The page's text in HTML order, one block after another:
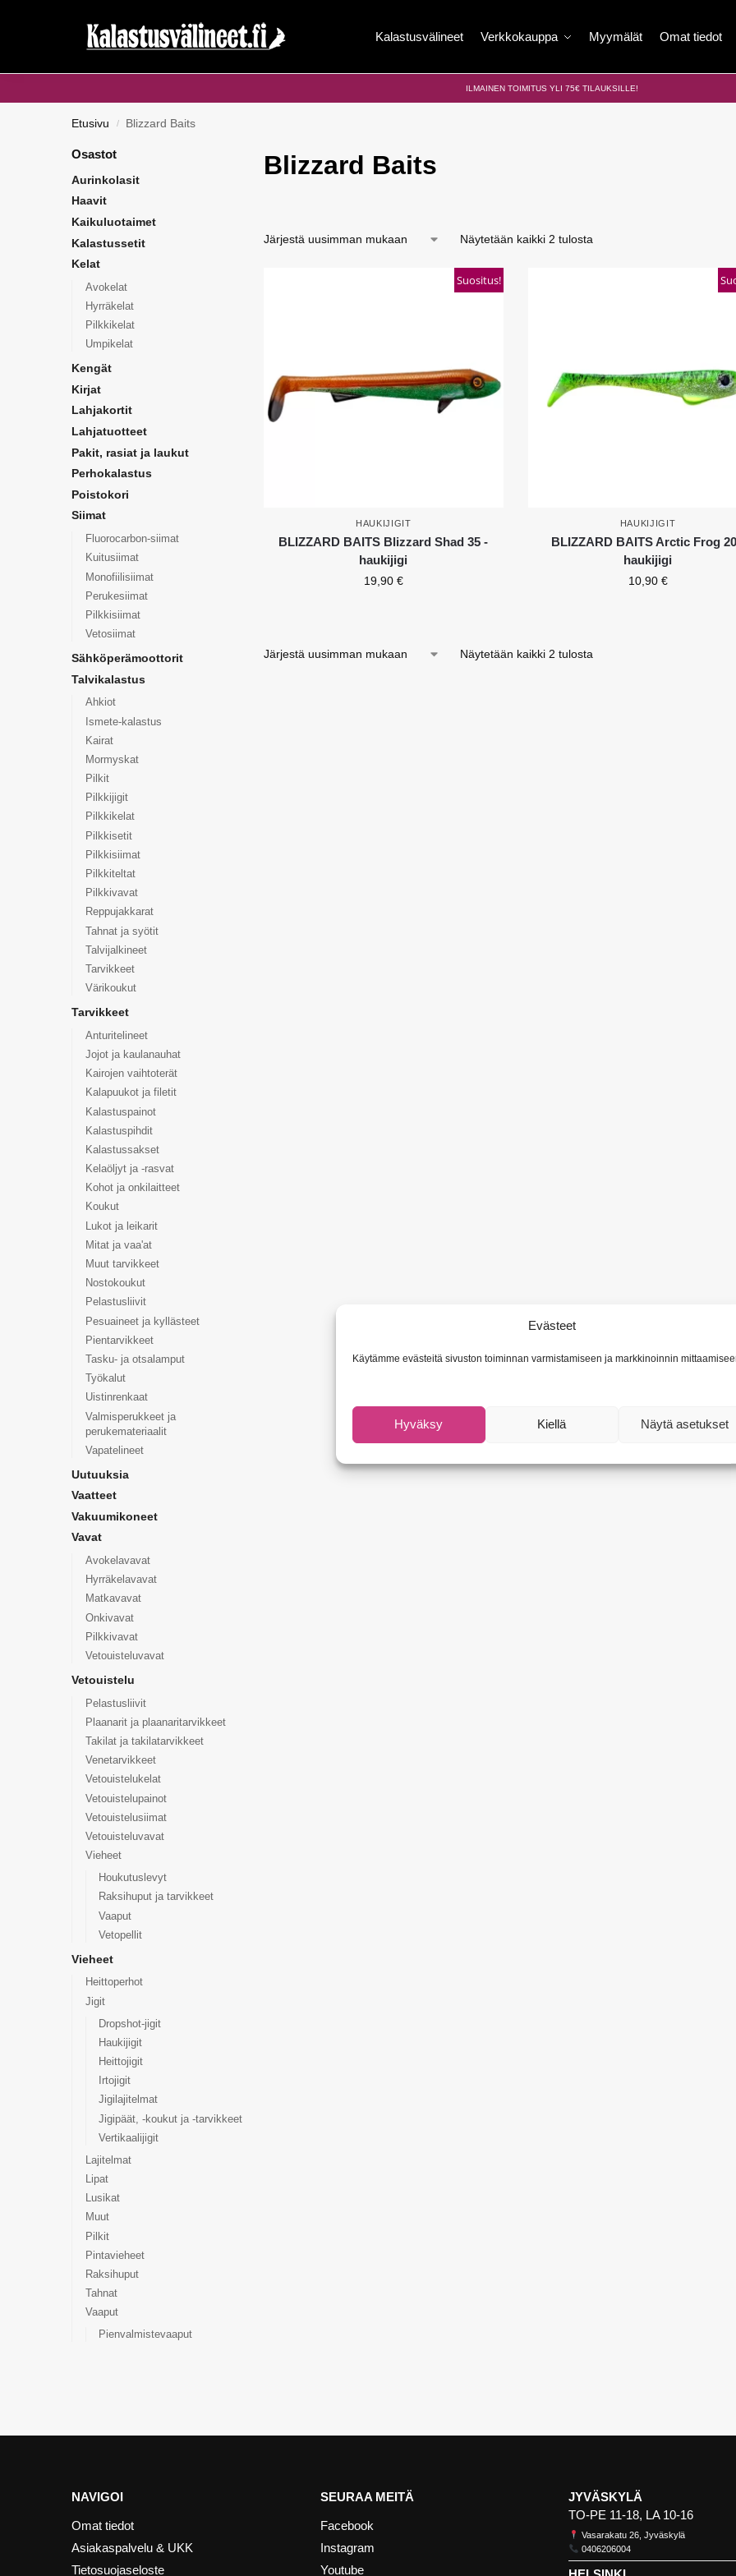
Evästeet
Käytämme evästeitä sivuston toiminnan varmistamiseen ja markkinoinnin
Hyväksy Kiellä Näytä asetukset
Kalastusvälineet Verkkokauppa Myymälät Omat tiedot
ILMAINEN TOIMITUS YLI 75€ TILAUKSILLE!
Etusivu / Blizzard Baits
Blizzard Baits
Näytetään kaikki 2 tulosta
Suositus!
HAUKIJIGIT
BLIZZARD BAITS Blizzard Shad 35 -
haukijigi
19,90 €
HAUKIJIGIT
BLIZZARD BAITS Arctic Frog
haukijigi
10,90 €
Näytetään kaikki 2 tulosta
Osastot
Aurinkolasit
Haavit
Kaikuluotaimet
Kalastussetit
Kelat
Avokelat
Hyrräkelat
Pilkkikelat
Umpikelat
Kengät
Kirjat
Lahjakortit
Lahjatuotteet
Pakit, rasiat ja laukut
Perhokalastus
Poistokori
Siimat
Fluorocarbon-siimat
Kuitusiimat
Monofiilisiimat
Perukesiimat
Pilkkisiimat
Vetosiimat
Sähköperämoottorit
Talvikalastus
Ahkiot
Ismete-kalastus
Kairat
Mormyskat
Pilkit
Pilkkijigit
Pilkkikelat
Pilkkisetit
Pilkkisiimat
Pilkkiteltat
Pilkkivavat
Reppujakkarat
Tahnat ja syötit
Talvijalkineet
Tarvikkeet
Värikoukut
Tarvikkeet
Anturitelineet
Jojot ja kaulanauhat
Kairojen vaihtoterät
Kalapuukot ja filetit
Kalastuspainot
Kalastuspihdit
Kalastussakset
Kelaöljyt ja -rasvat
Kohot ja onkilaitteet
Koukut
Lukot ja leikarit
Mitat ja vaa'at
Muut tarvikkeet
Nostokoukut
Pelastusliivit
Pesuaineet ja kyllästeet
Pientarvikkeet
Tasku- ja otsalamput
Työkalut
Uistinrenkaat
Valmisperukkeet ja
perukemateriaalit
Vapatelineet
Uutuuksia
Vaatteet
Vakuumikoneet
Vavat
Avokelavavat
Hyrräkelavavat
Matkavavat
Onkivavat
Pilkkivavat
Vetouisteluvavat
Vetouistelu
Pelastusliivit
Plaanarit ja plaanaritarvikkeet
Takilat ja takilatarvikkeet
Venetarvikkeet
Vetouistelukelat
Vetouistelupainot
Vetouistelusiimat
Vetouisteluvavat
Vieheet
Houkutuslevyt
Raksihuput ja tarvikkeet
Vaaput
Vetopellit
Vieheet
Heittoperhot
Jigit
Dropshot-jigit
Haukijigit
Heittojigit
Irtojigit
Jigilajitelmat
Jigipäät, -koukut ja -tarvikkeet
Vertikaalijigit
Lajitelmat
Lipat
Lusikat
Muut
Pilkit
Pintavieheet
Raksihuput
Tahnat
Vaaput
Pienvalmistevaaput
NAVIGOI
Omat tiedot
Asiakaspalvelu & UKK
Tietosuojaseloste
SEURAA MEITÄ
Facebook
Instagram
Youtube
JYVÄSKYLÄ
TO-PE 11-18, LA 10-16
Vasarakatu 26, Jyväskylä
0406206004